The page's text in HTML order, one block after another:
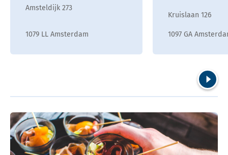
Amsteldijk 273
1079 LL Amsterdam
Kruislaan 126
1097 GA